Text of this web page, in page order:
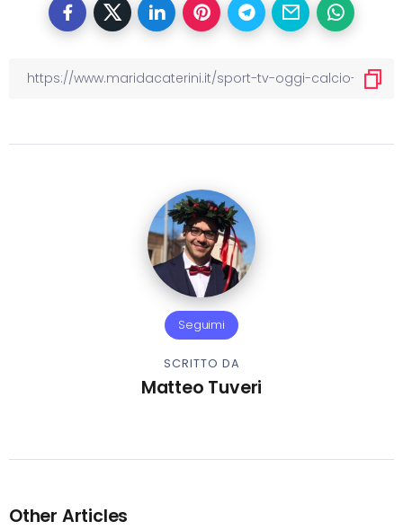
Seguimi
SCRITTO DA
Matteo Tuveri
Other Articles